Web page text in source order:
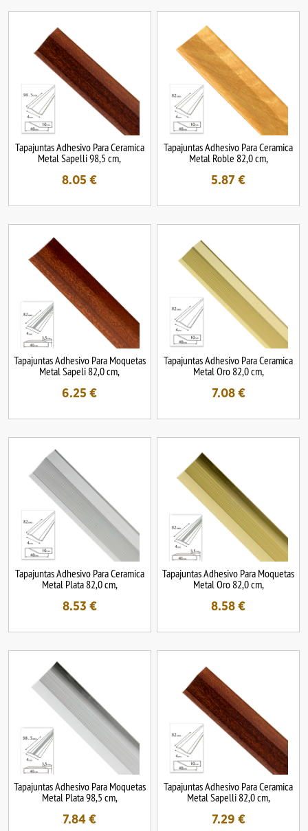
Tapajuntas Adhesivo Para Ceramica
Metal Sapelli 98,5 cm,
8.05 €
Tapajuntas Adhesivo Para Ceramica
Metal Roble 82,0 cm,
5.87 €
Tapajuntas Adhesivo Para Moquetas
Metal Sapeli 82,0 cm,
6.25 €
Tapajuntas Adhesivo Para Ceramica
Metal Oro 82,0 cm,
7.08€
Tapajuntas Adhesivo Para Ceramica
Metal Plata 82,0 cm,
8.53 €
Tapajuntas Adhesivo Para Moquetas
Metal Oro 82,0 cm,
8.58 €
Tapajuntas Adhesivo Para Moquetas
Metal Plata 98,5 cm,
7.84 €
Tapajuntas Adhesivo Para Ceramica
Metal Sapelli 82,0 cm,
7.29 €